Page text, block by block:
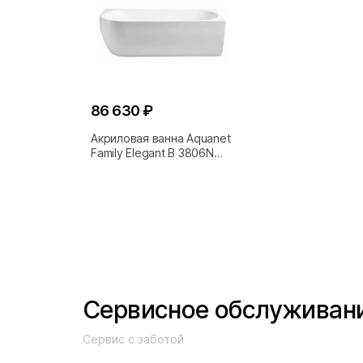
86 630 ₽
Акриловая ванна Aquanet
Family Elegant B 3806N
Сервисное
Сервис с заботой